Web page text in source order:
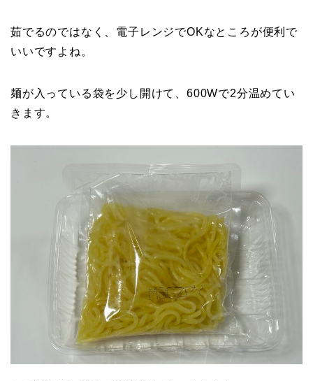
茹でるのではなく、電子レンジでOKなところが便利で
いいですよね。
麺が入っている袋を少し開けて、600Wで2分温めてい
きます。